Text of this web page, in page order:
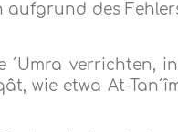
des
verrichten,
wie etwa At-